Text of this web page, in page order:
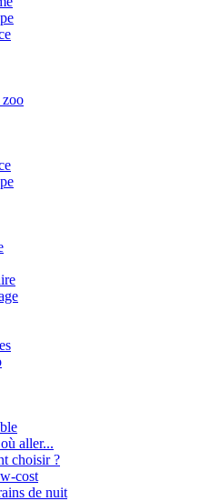
aller...
choisir ?
cost
de nuit